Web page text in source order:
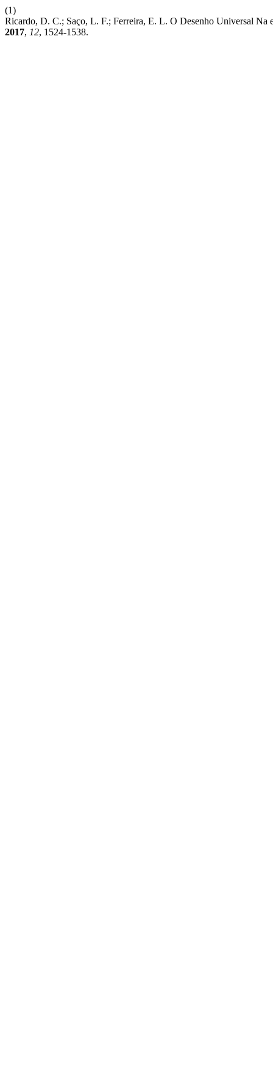
(1)
Ricardo, D. C.; Saço, L. F.; Ferreira, E. L. O Desenho Universal
2017, 12, 1524-1538.